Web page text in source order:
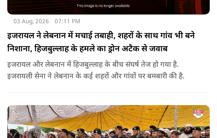
03 Aug, 2026 07:11 PM
इजरायल ने लेबनान में मचाई तबाही, शहरों के साथ गांव भी बने
निशाना, हिजबुल्लाह के हमले का ड्रोन अटैक से जवाब
इजरायल और लेबनान में हिजबुल्लाह के बीच संघर्ष तेज हो गया है.
इजरायली सेना ने लेबनान के कई शहरों और गांवों पर बमबारी की है.